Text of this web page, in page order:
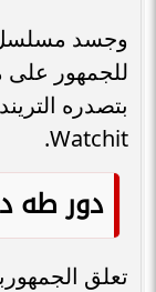
وجسد مسلسل
بتصدره
Watchit.
دور طه
تعلق